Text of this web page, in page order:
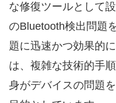
な修復ツールとして
のBluetooth検出問題
題に迅速かつ効果的
は、複雑な技術的手
身がデバイスの問題